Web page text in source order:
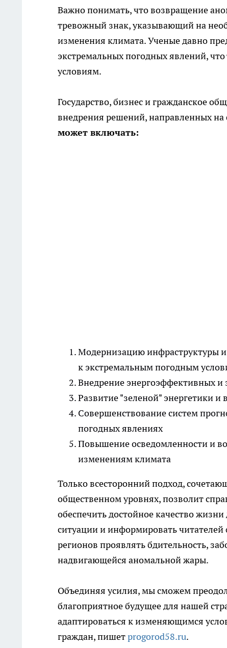
Важно понимать, что возвращение
тревожный знак, указывающий на
изменения климата. Ученые давно
экстремальных погодных явлений,
условиям.
Государство, бизнес и гражданское
внедрения решений, направленных
может включать:
Модернизацию инфраструктуры
к экстремальным погодным
Внедрение энергоэффективных и
Развитие "зеленой" энергетики
Совершенствование систем
погодных явлениях
Повышение осведомленности и
изменениям климата
Только всесторонний подход,
общественном уровнях, позволит
обеспечить достойное качество
ситуации и информировать
регионов проявлять бдительность,
надвигающейся аномальной жары.
Объединяя усилия, мы сможем
благоприятное будущее для нашей
адаптироваться к изменяющимся
граждан, пишетprogorod58.ru.